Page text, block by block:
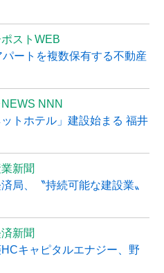
ストWEB
ートを複数保有する不動産
NNN
トホテル」建設始まる 福井
新聞
局、〝持続可能な建設業〟
新聞
キャピタルエナジー、野